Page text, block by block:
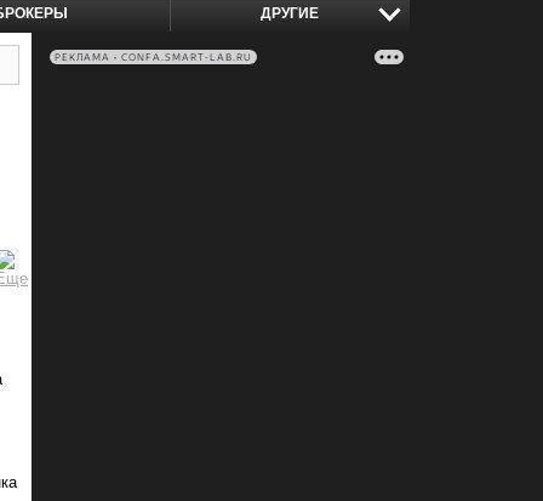
ДРУГИЕ
РЕКЛАМА • CONFA.SMART-LAB.RU